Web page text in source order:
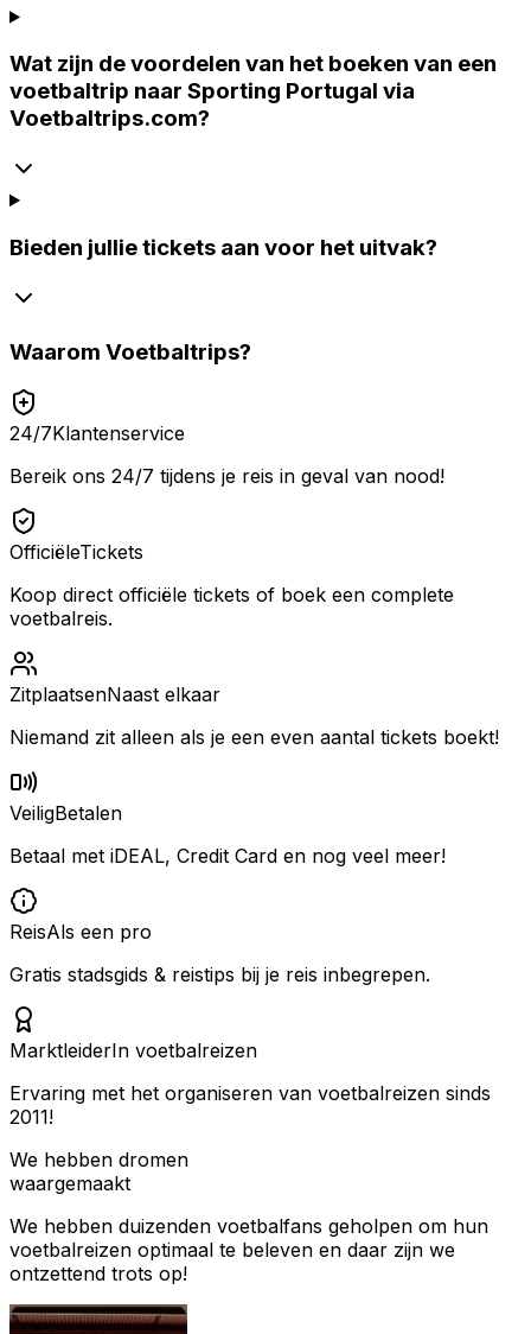
Wat zijn de voordelen van het boeken van een
voetbaltrip naar Sporting Portugal via
Voetbaltrips.com?
Bieden jullie tickets aan voor het uitvak?
Waarom Voetbaltrips?
24/7Klantenservice
Bereik ons 24/7 tijdens je reis in geval van nood!
OfficiëleTickets
Koop direct officiële tickets of boek een complete
voetbalreis.
ZitplaatsenNaast elkaar
Niemand zit alleen als je een even aantal tickets boekt!
VeiligBetalen
Betaal met iDEAL, Credit Card en nog veel meer!
ReisAls een pro
Gratis stadsgids & reistips bij je reis inbegrepen.
MarktleiderIn voetbalreizen
Ervaring met het organiseren van voetbalreizen sinds
2011!
We hebben dromen
waargemaakt
We hebben duizenden voetbalfans geholpen om hun
voetbalreizen optimaal te beleven en daar zijn we
ontzettend trots op!